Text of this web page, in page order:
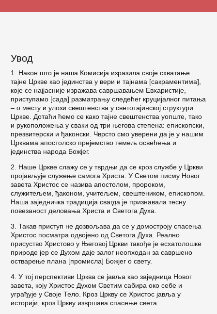
Увод
1. Након што је наша Комисија изразила своје схватање
тајне Цркве као јединства у вери и тај­нама [сакраментима],
које се најјасније изража­ва савршавањем Евхаристије,
приступамо [сада] разматрању следећег круцијалног питања
– о ме­сту и улози свештенства у светотајинској структури
Црквe. Дотаћи ћемо се како тајне свештенства уоп­ште, тако
и рукоположења у сваки од три његова сте­пена: епископски,
презвитерски и ђаконски. Чврсто смо уверени да је у нашим
Црквама апостолско прејемство темељ освећења и
јединства народа Божјег.
2. Наше Цркве слажу се у тврдњи да се кроз служ­бе у Цркви
пројављује служење самога Христа. У Светом писму Новог
завета Христос се назива апо­столом, пророком,
служитељем, ђаконом, учитељем, свештеником, епископом.
Наша заједничка тради­ција свагда је признавала тесну
повезаност деловања Христа и Светога Духа.
3. Такав приступ не дозвољава да се у домостроју спасења
Христос посматра одвојено од Светога Духа. Реално
присуство Христово у Његовој Цркви такође је есхатолошке
природе јер се Духом даје залог не­опходан за савршено
остварење плана [промисла] Божјег о свету.
4. У тој перспективи Црква се јавља као заједница Новог
завета, коју Христос Духом Светим саби­ра око себе и
уграђује у Своје Тело. Кроз Цркву се Христос јавља у
историји, кроз Цркву извршава спасење света.